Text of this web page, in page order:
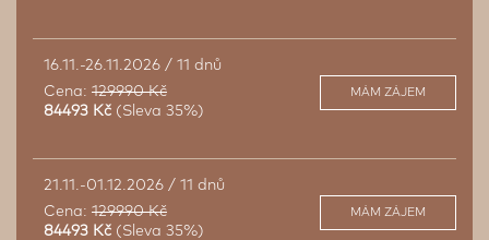
16.11.-26.11.2026 / 11 dnů
Cena: 129990 Kč
84493 Kč (Sleva 35%)
MÁM ZÁJEM
21.11.-01.12.2026 / 11 dnů
Cena: 129990 Kč
84493 Kč (Sleva 35%)
MÁM ZÁJEM